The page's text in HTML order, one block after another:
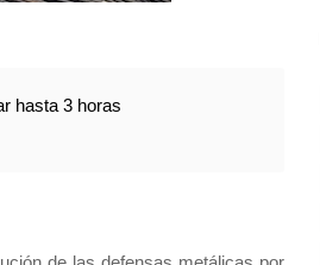
hasta 3 horas